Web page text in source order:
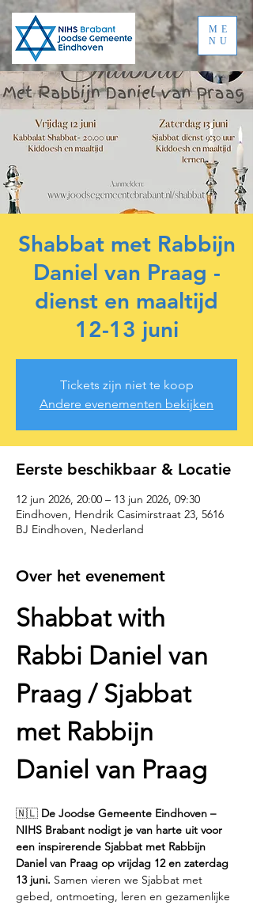
ME
NU
Shabbat met Rabbijn
Daniel van Praag -
dienst en maaltijd
12-13 juni
Tickets zijn niet te koop
Andere evenementen bekijken
Eerste beschikbaar & Locatie
12 jun 2026, 20:00 – 13 jun 2026, 09:30
Eindhoven, Hendrik Casimirstraat 23, 5616
BJ Eindhoven, Nederland
Over het evenement
Shabbat with
Rabbi Daniel van
Praag / Sjabbat
met Rabbijn
Daniel van Praag
🇳🇱 De Joodse Gemeente Eindhoven –
NIHS Brabant nodigt je van harte uit voor
een inspirerende Sjabbat met Rabbijn
Daniel van Praag op vrijdag 12 en zaterdag
13 juni. Samen vieren we Sjabbat met
gebed, ontmoeting, leren en gezamenlijke